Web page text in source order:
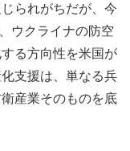
られがちだが、今
ウクライナの防空
る方向性を米国が
支援は、単なる兵
産業そのものを底